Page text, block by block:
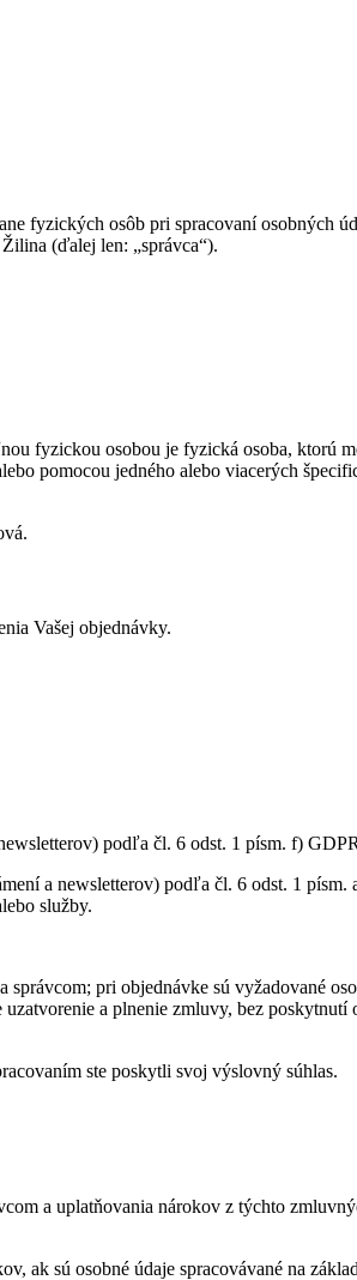
fyzických osôb pri spracovaní osobných
(ďalej len: „správca“).
fyzickou osobou je fyzická osoba, ktorú
pomocou jedného alebo viacerých
Vašej objednávky.
podľa čl. 6 odst. 1 písm. f)
a newsletterov) podľa čl. 6 odst. 1
služby.
pri objednávke sú vyžadované
a plnenie zmluvy, bez
ste poskytli svoj výslovný súhlas.
a uplatňovania nárokov z týchto
ak sú osobné údaje spracovávané na